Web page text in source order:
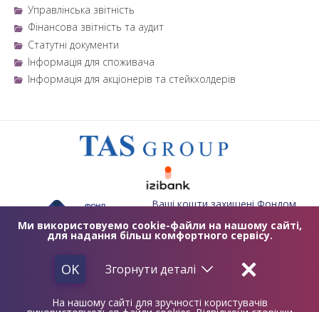
Управлінська звітність
Фінансова звітність та аудит
Статутні документи
Інформація для споживача
Інформація для акціонерів та стейкхолдерів
Ваші кошти захищені Фондом
осіб
ЛІЦЕНЗІЯ НБУ №84 ВІД 25.10.2011
2012 - 2032 © ТАСКОМБАНК
АТ «ТАСКОМБАНК»
Ми використовуемо cookie-файли на нашому сайті,
для надання більш комфортного сервісу.
OK Згорнути деталі
На нашому сайті для зручності користувачів